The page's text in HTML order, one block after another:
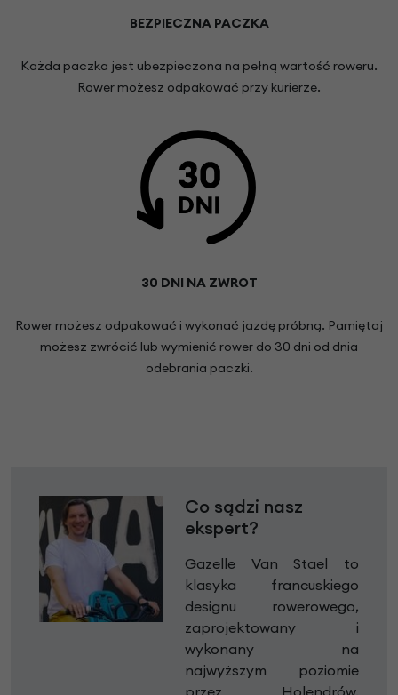
BEZPIECZNA PACZKA
Każda paczka jest ubezpieczona na pełną wartość roweru.
Rower możesz odpakować przy kurierze.
30 DNI NA ZWROT
Rower możesz odpakować i wykonać jazdę próbną. Pamiętaj
możesz zwrócić lub wymienić rower do 30 dni od dnia
odebrania paczki.
Co sądzi nasz
ekspert?
Gazelle Van Stael to
klasyka francuskiego
designu rowerowego,
zaprojektowany i
wykonany na
najwyższym poziomie
przez Holendrów.